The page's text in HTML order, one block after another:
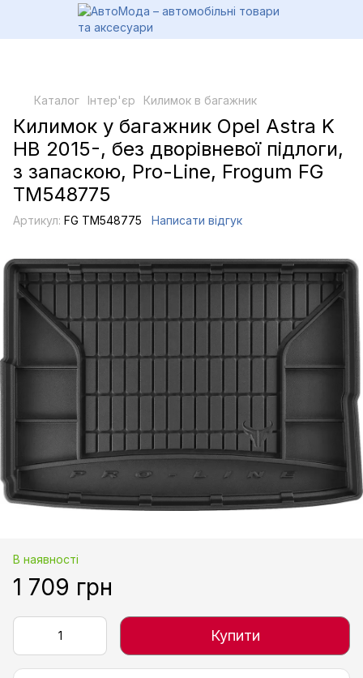
Каталог Інтер'єр Килимок в багажник
Килимок у багажник Opel Astra K
HB 2015-, без дворівневої підлоги,
з запаскою, Pro-Line, Frogum FG
TM548775
Артикул: FG TM548775 Написати відгук
В наявності
1 709 грн
Купити